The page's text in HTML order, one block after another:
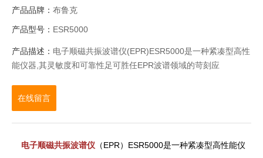
产品品牌： 布鲁克
产品型号： ESR5000
产品描述： 电子顺磁共振波谱仪(EPR)ESR5000是一种紧凑型高性
能仪器,其灵敏度和可靠性足可胜任EPR波谱领域的苛刻应
含有未配对电子的物质的技术.这些材料中含有自由基,各种过渡金
属以及缺陷.
在线留言
电子顺磁共振波谱仪 （EPR）ESR5000是一种紧凑型高性能仪